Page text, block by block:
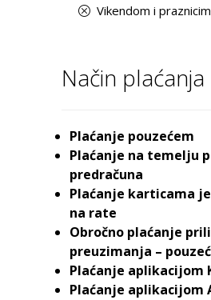
Vikendom i
Način plaćanja
Plaćanje pouzećem
Plaćanje na temelju
predračuna
Plaćanje karticama
na rate
Obročno plaćanje
preuzimanja –
Plaćanje aplikacijom
Plaćanje aplikacijom